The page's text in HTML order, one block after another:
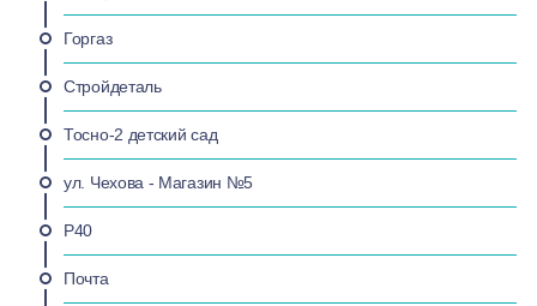
Горгаз
Стройдеталь
Тосно-2 детский сад
ул. Чехова - Магазин №5
P40
Почта